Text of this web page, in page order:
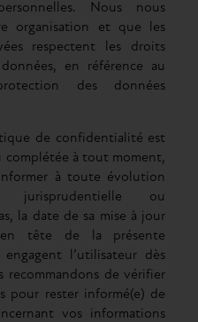
Nous nous
organisation et que les
respectent les droits
en référence au
des données
de confidentialité est
complétée à tout moment,
à toute évolution
jurisprudentielle ou
la date de sa mise à jour
en tête de la présente
l’utilisateur dès
recommandons de vérifier
pour rester informé(e) de
vos informations